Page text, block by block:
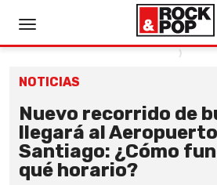
NOTICIAS
Nuevo recorrido de
llegará al
Santiago: ¿Cómo
qué horario?